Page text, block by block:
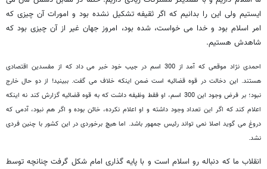
ایستیم ولی این را بدانیم که اگر ثقیفه تشکیل نشده بود و امورات آن چیزی که
امر اسلام بود و خدا می خواست، شده بود، امروز جهان غیر از آن چیزی بود که
شاهدش هستیم.
احمدی نژاد موقعی که آمد از 300 اسم در جیب خود خبر می داد که از مفسدین اقتصادی
هستند. این دخالت در قوه قضائیه است ضمن اینکه خلاف می گفت. ببینید! از دو حال خارج
نبود؛ بر فرض وجود این 300 اسم، او فقط وظیفه داشت که به قوه قضائیه گزارش کند نه اینکه
اعلام کند که اگر این تعداد وجود داشته و او اعلام نکرده، خائن بوده و اگر هم نبود، آدمی که
دروغ می گوید اصلا نمی تواند رئیس جمهور باشد. اما هیچ برخوردی در این کشور با چنین فردی
نشد.
انقلاب ما که دنباله رو اسلام است و با پایه گذاری امام شکل گرفت چنانچه توسط